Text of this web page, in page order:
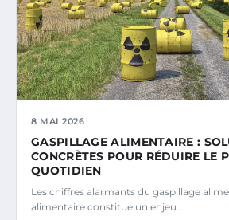
8 MAI 2026
GASPILLAGE ALIMENTAIRE :
CONCRÈTES POUR RÉDUIRE LE
QUOTIDIEN
Les chiffres alarmants du gaspillage
alimentaire constitue un enjeu…